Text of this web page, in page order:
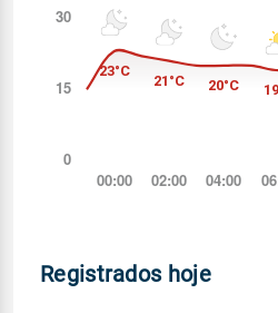
Registrados hoje